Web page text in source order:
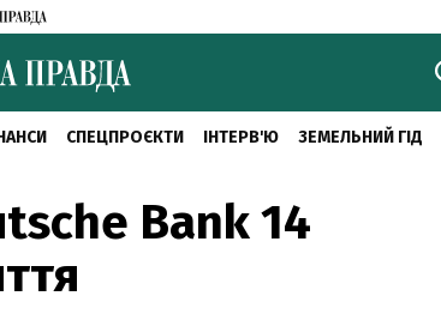
СПЕЦПРОЄКТИ ІНТЕРВ'Ю ЗЕМЕЛЬНИЙ ГІД
Bank 14